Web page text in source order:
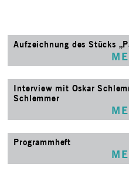
Aufzeichnung des Stücks
Interview mit Oskar
Schlemmer
Programmheft